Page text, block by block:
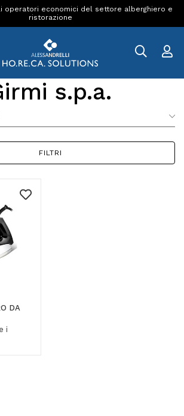
operatori economici del settore alberghiero e
ristorazione
s.p.a.
FILTRI
DA
i